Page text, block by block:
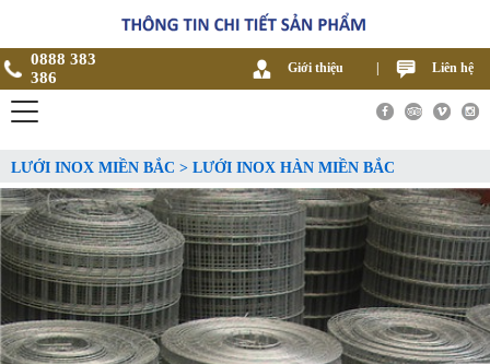
0888 383
386
Giới thiệu Liên hệ
LƯỚI INOX MIỀN BẮC > LƯỚI INOX HÀN MIỀN BẮC